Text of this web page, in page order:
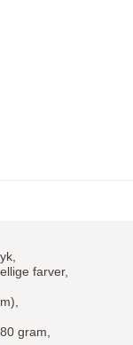
farver,
gram,